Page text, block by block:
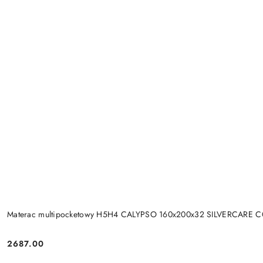
Materac multipocketowy H5H4 CALYPSO 160x200x32 SILVERCARE
Cena:
2687.00